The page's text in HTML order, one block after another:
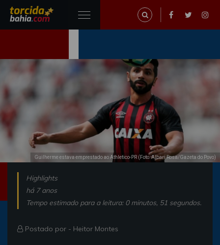
Guilherme estava emprestado ao Athletico-PR (Foto: Albari Rosa/Gazeta do Povo)
Highlights
há 7 anos
Tempo estimado para a leitura: 0 minutos, 51 segundos.
Postado por - Heitor Montes